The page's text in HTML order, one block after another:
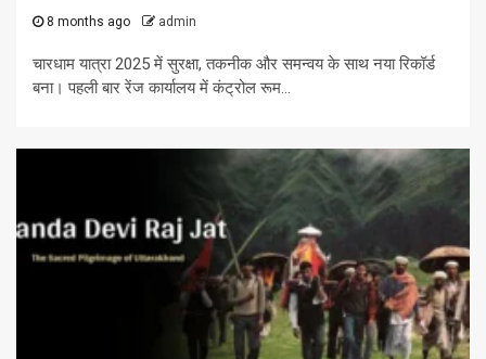
8 months ago admin
चारधाम यात्रा 2025 में सुरक्षा, तकनीक और समन्वय के साथ नया रिकॉर्ड
बना। पहली बार रेंज कार्यालय में कंट्रोल रूम...